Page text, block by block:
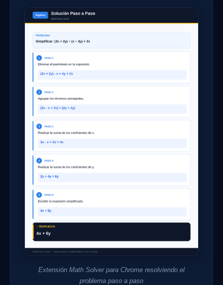
Extensión Math Solver para Chrome resolviendo el
problema paso a paso